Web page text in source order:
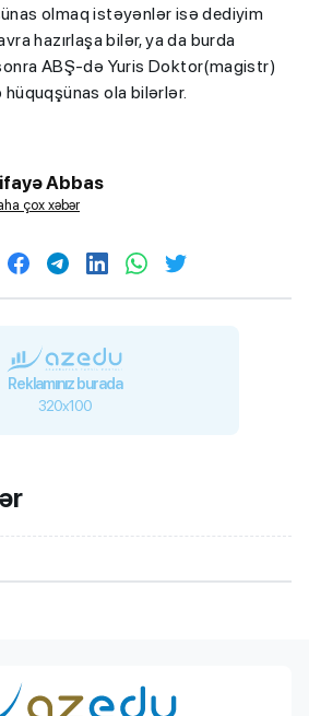
olmaq istəyənlər isə dediyim
hazırlaşa bilər, ya da burda
ABŞ-də Yuris Doktor(magistr)
hüquqşünas ola bilərlər.
Abbas
çox xəbər
Reklamınız burada
320x100